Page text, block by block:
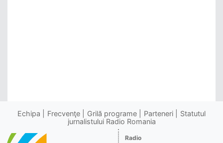
Echipa Frecvenţe Grilă programe Parteneri
Statutul
jurnalistului Radio Romania
Radio